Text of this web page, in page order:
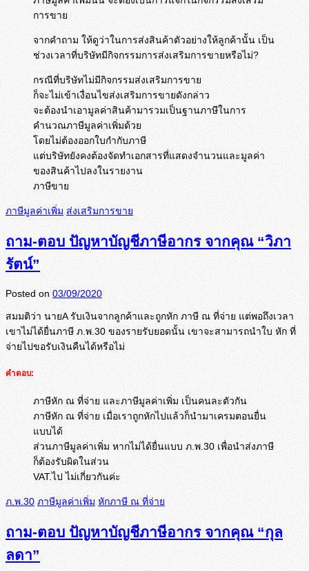
การขาย
จากคำถาม ให้ดูว่าในการส่งสินค้าตัวอย่างให้ลูกค้านั้น เป็น
ช่วงเวลาที่บริษัทมีกิจกรรมการส่งเสริมการขายหรือไม่?
กรณีที่บริษัทไม่มีกิจกรรมส่งเสริมการขาย
ก็จะไม่เข้าเงื่อนไขส่งเสริมการขายดังกล่าว
จะต้องนำเอามูลค่าสินค้ามารวมเป็นฐานภาษีในการ
คำนวณภาษีมูลค่าเพิ่มด้วย
โดยไม่ต้องออกใบกำกับภาษี
แต่บริษัทยังคงต้องจัดทำเอกสารที่แสดงจำนวนและมูลค่า
ของสินค้าไปลงในรายงาน
ภาษีขาย
ภาษีมูลค่าเพิ่ม ส่งเสริมการขาย
ถาม-ตอบ ปัญหาบัญชีภาษีอากร จากคุณ “วิภา
รัตน์”
Posted on 03/09/2020
สมมติว่า นายA รับเงินจากลูกค้าและถูกหัก ภาษี ณ ที่จ่าย แต่พอถึงเวลา
เขาไม่ได้ยื่นภาษี ภ.พ.30 ของรายรับยอดนั้น เขาจะสามารถนำใบ หัก ที่
จ่ายไปขอรับเงินคืนได้หรือไม่
คำตอบ:
ภาษีหัก ณ ที่จ่าย และภาษีมูลค่าเพิ่ม เป็นคนละตัวกัน
ภาษีหัก ณ ที่จ่าย เมื่อเราถูกหักไปแล้วก็นำมาเครมตอนยื่น
แบบได้
ส่วนภาษีมูลค่าเพิ่ม หากไม่ได้ยื่นแบบ ภ.พ.30 เพื่อนำส่งภาษี
ก็ต้องรับผิดในส่วน
VAT.ไป ไม่เกี่ยวกันค่ะ
ภ.พ.30 ภาษีมูลค่าเพิ่ม หักภาษี ณ ที่จ่าย
ถาม-ตอบ ปัญหาบัญชีภาษีอากร จากคุณ “กุล
ลดา”